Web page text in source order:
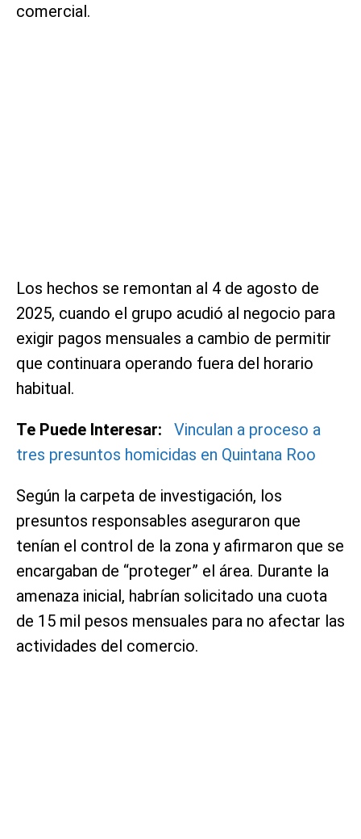
comercial.
Los hechos se remontan al 4 de agosto de
2025, cuando el grupo acudió al negocio para
exigir pagos mensuales a cambio de permitir
que continuara operando fuera del horario
habitual.
Te Puede Interesar: Vinculan a proceso a
tres presuntos homicidas en Quintana Roo
Según la carpeta de investigación, los
presuntos responsables aseguraron que
tenían el control de la zona y afirmaron que se
encargaban de “proteger” el área. Durante la
amenaza inicial, habrían solicitado una cuota
de 15 mil pesos mensuales para no afectar las
actividades del comercio.